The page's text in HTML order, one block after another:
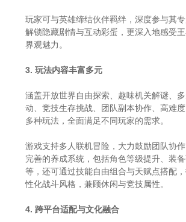
玩家可与英雄缔结伙伴羁绊，深度参与其专
解锁隐藏剧情与互动彩蛋，更深入地感受
界观魅力。
3. 玩法内容丰富多元
涵盖开放世界自由探索、趣味机关解谜、
动、竞技生存挑战、团队副本协作、高难
多种玩法，全面满足不同玩家的需求。
游戏支持多人联机冒险，大力鼓励团队协
完善的养成系统，包括角色等级提升、装
等，还可通过技能自由组合与天赋点搭配
性化战斗风格，兼顾休闲与竞技属性。
4. 跨平台适配与文化融合